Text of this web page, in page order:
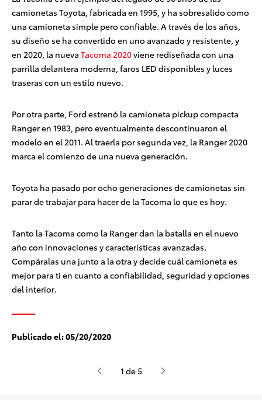
camionetas Toyota, fabricada en 1995, y ha sobresalido como
una camioneta simple pero confiable. A través de los años,
su diseño se ha convertido en uno avanzado y resistente, y
en 2020, la nueva Tacoma 2020viene rediseñada con una
parrilla delantera moderna, faros LED disponibles y luces
traseras con un estilo nuevo.
Por otra parte, Ford estrenó la camioneta pickup compacta
Ranger en 1983, pero eventualmente descontinuaron el
modelo en el 2011. Al traerla por segunda vez, la Ranger 2020
marca el comienzo de una nueva generación.
Toyota ha pasado por ocho generaciones de camionetas sin
parar de trabajar para hacer de la Tacoma lo que es hoy.
Tanto la Tacoma como la Ranger dan la batalla en el nuevo
año con innovaciones y características avanzadas.
Compáralas una junto a la otra y decide cuál camioneta es
mejor para ti en cuanto a confiabilidad, seguridad y opciones
del interior.
Publicado el:05/20/2020
1 de 5